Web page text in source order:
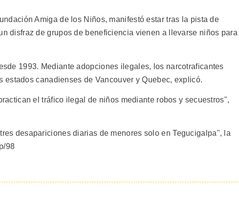
Amiga de los Niños, manifestó estar tras la pista de
disfraz de grupos de beneficiencia vienen a llevarse niños para
1993. Mediante adopciones ilegales, los narcotraficantes
estados canadienses de Vancouver y Quebec, explicó.
el tráfico ilegal de niños mediante robos y secuestros",
desapariciones diarias de menores solo en Tegucigalpa", la
98